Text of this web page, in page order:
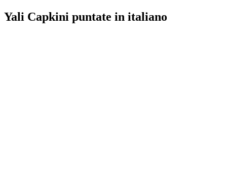
Yali Capkini puntate in italiano